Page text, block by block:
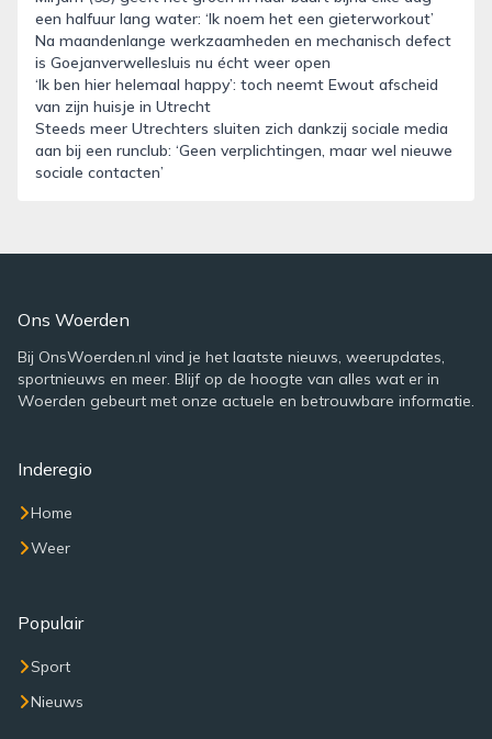
een halfuur lang water: ‘Ik noem het een gieterworkout’
Na maandenlange werkzaamheden en mechanisch defect
is Goejanverwellesluis nu écht weer open
‘Ik ben hier helemaal happy’: toch neemt Ewout afscheid
van zijn huisje in Utrecht
Steeds meer Utrechters sluiten zich dankzij sociale media
aan bij een runclub: ‘Geen verplichtingen, maar wel nieuwe
sociale contacten’
Ons Woerden
Bij OnsWoerden.nl vind je het laatste nieuws, weerupdates,
sportnieuws en meer. Blijf op de hoogte van alles wat er in
Woerden gebeurt met onze actuele en betrouwbare informatie.
Inderegio
Home
Weer
Populair
Sport
Nieuws